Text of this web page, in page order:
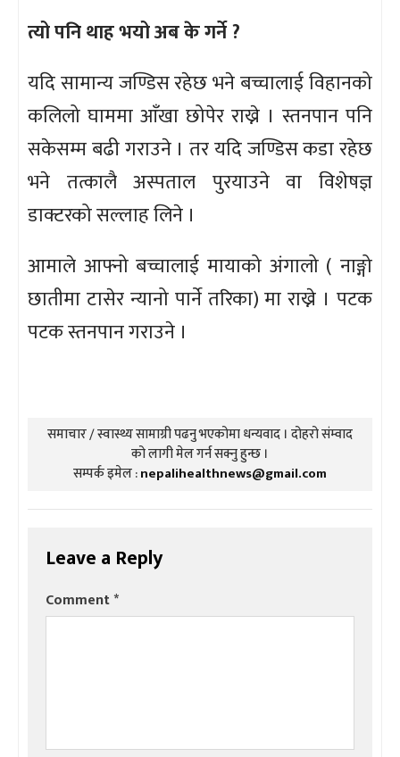
त्यो पनि थाह भयो अब के गर्ने ?
यदि सामान्य जण्डिस रहेछ भने बच्चालाई विहानको
कलिलो घाममा आँखा छोपेर राख्ने । स्तनपान पनि
सकेसम्म बढी गराउने । तर यदि जण्डिस कडा रहेछ
भने तत्कालै अस्पताल पुरयाउने वा विशेषज्ञ
डाक्टरको सल्लाह लिने ।
आमाले आफ्नो बच्चालाई मायाको अंगालो ( नाङ्गो
छातीमा टासेर न्यानो पार्ने तरिका) मा राख्ने । पटक
पटक स्तनपान गराउने ।
समाचार / स्वास्थ्य सामाग्री पढनु भएकोमा धन्यवाद । दोहरो संम्वाद
को लागी मेल गर्न सक्नु हुन्छ ।
सम्पर्क इमेल :nepalihealthnews@gmail.com
Leave a Reply
Comment*